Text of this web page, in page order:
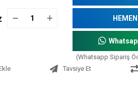
(Whatsapp Sipariş
Tavsiye Et